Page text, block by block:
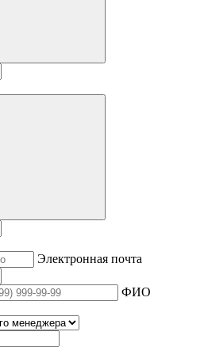
Электронная почта
ФИО